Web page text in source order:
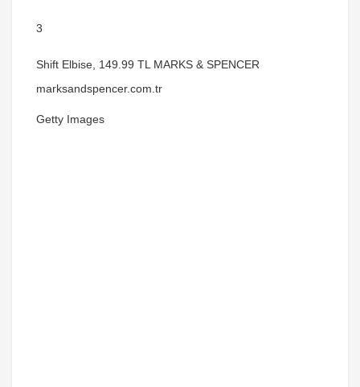
3
Shift Elbise, 149.99 TL MARKS & SPENCER
marksandspencer.com.tr
Getty Images